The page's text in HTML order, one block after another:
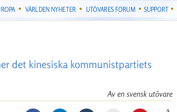
VÄRLDEN NYHETER UTÖVARES FORUM SUPPORT
det kinesiska kommunistpartiets
Av en svensk utövare